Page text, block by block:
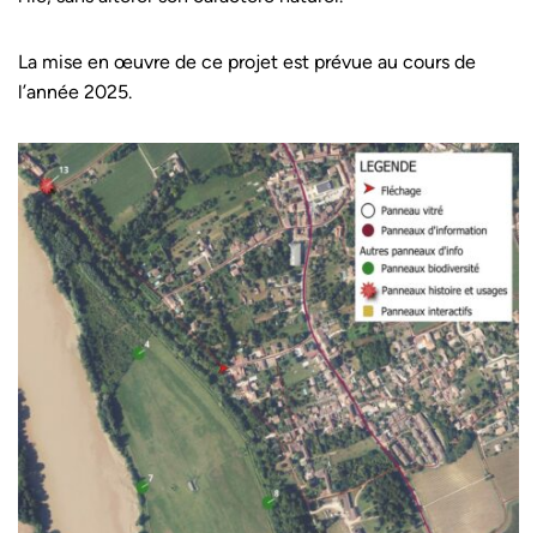
La mise en œuvre de ce projet est prévue au cours de
l’année 2025.